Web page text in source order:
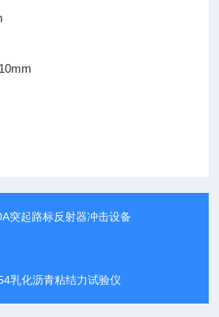
突起路标反射器冲击设备
乳化沥青粘结力试验仪